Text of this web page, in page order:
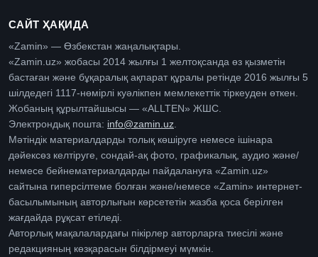
САЙТ ҲАҚИДА
«Zamin» — Өзбекстан жаңалықтары.
«Zamin.uz» жобасы 2014 жылғы 1 желтоқсанда өз қызметін
бастаған және бұқаралық ақпарат құралы ретінде 2016 жылғы 5
шілдедегі 1117-нөмірлі куәлікпен мемлекеттік тіркеуден өткен.
Жобаның құрылтайшысы — «ALLTEN» ЖШС.
Электрондық пошта: info@zamin.uz
Мәтіндік материалдарды толық көшіруге немесе ішінара
дәйексөз келтіруге, сондай-ақ фото, графикалық, аудио және/
немесе бейнематериалдарды пайдалануға «Zamin.uz»
сайтына гиперсілтеме болған және/немесе «Zamin» интернет-
басылымының авторлығын көрсететін жазба қоса берілген
жағдайда рұқсат етіледі.
Авторлық мақалалардағы пікірлер авторларға тиесілі және
редакцияның көзқарасын білдірмеуі мүмкін.